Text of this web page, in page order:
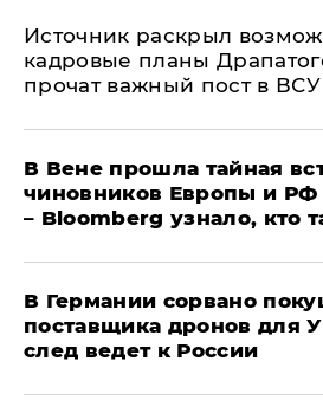
​Источник раскрыл
кадровые планы
прочат важный пост в ВСУ
В Вене прошла тайная
чиновников Европы и РФ
– Bloomberg узнало, кто
​В Германии сорвано
поставщика дронов для
след ведет к России